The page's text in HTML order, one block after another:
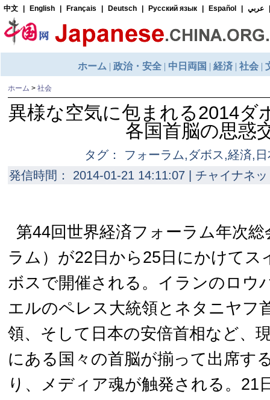
ホーム > 社会
異様な空気に包まれる2014
各国首脳の思惑
タグ： フォーラム,ダボス,経済,
発信時間： 2014-01-21 14:11:07 | チャイナネ
第44回世界経済フォーラム年次
ラム）が22日から25日にかけてス
ボスで開催される。イランのロウ
エルのペレス大統領とネタニヤフ
領、そして日本の安倍首相など、
にある国々の首脳が揃って出席す
り、メディア魂が触発される。21